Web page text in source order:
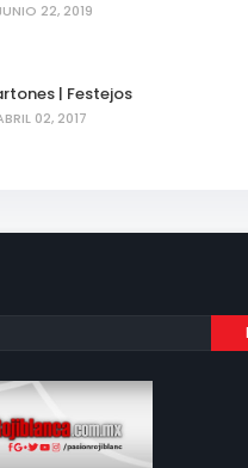
22, 2019
| Festejos
02, 2017